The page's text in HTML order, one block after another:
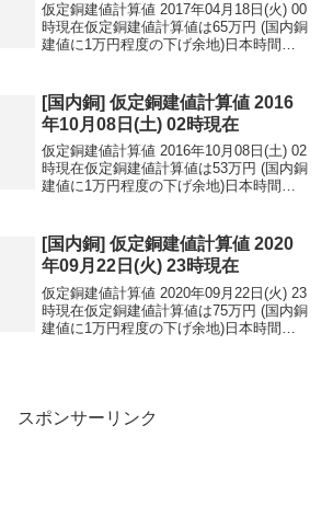
仮定銅建値計算値 2017年04月18日(火) 00
時現在仮定銅建値計算値は65万円 (国内銅
建値に1万円程度の下げ余地)日本時間
民元：1...
[国内銅] 仮定銅建値計算値 2016
年10月08日(土) 02時現在
仮定銅建値計算値 2016年10月08日(土) 02
時現在仮定銅建値計算値は53万円 (国内銅
建値に1万円程度の下げ余地)日本時間
民元：1...
[国内銅] 仮定銅建値計算値 2020
年09月22日(火) 23時現在
仮定銅建値計算値 2020年09月22日(火) 23
時現在仮定銅建値計算値は75万円 (国内銅
建値に1万円程度の下げ余地)日本時間
スポンサーリンク